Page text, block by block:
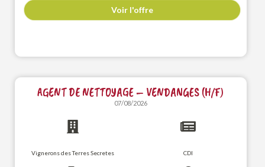
Voir l'offre
AGENT DE NETTOYAGE – VENDANGES (H/F)
07/08/2026
Vignerons des Terres Secretes CDI